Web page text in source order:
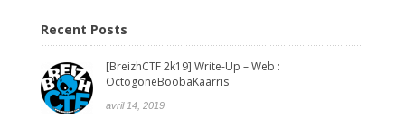
Recent Posts
[BreizhCTF 2k19] Write-Up – Web :
OctogoneBoobaKaarris
avril 14, 2019